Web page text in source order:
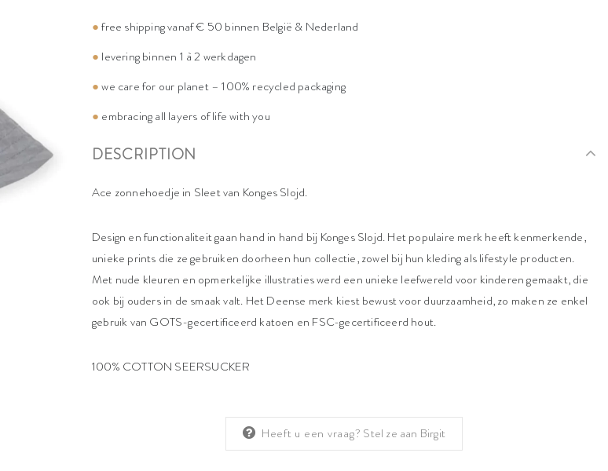
●free shipping vanaf € 50 binnen België & Nederland
● levering binnen 1 à 2 werkdagen
●we care for our planet – 100% recycled packaging
● embracing all layers of life with you
DESCRIPTION
Ace zonnehoedje in Sleet van Konges Slojd.
Design en functionaliteit gaan hand in hand bij Konges Slojd. Het populaire merk heeft kenmerkende,
unieke prints die ze gebruiken doorheen hun collectie, zowel bij hun kleding als lifestyle producten.
Met nude kleuren en opmerkelijke illustraties werd een unieke leefwereld voor kinderen gemaakt, die
ook bij ouders in de smaak valt. Het Deense merk kiest bewust voor duurzaamheid, zo maken ze enkel
gebruik van GOTS-gecertificeerd katoen en FSC-gecertificeerd hout.
100% COTTON SEERSUCKER
Heeft u een vraag? Stel ze aan Birgit